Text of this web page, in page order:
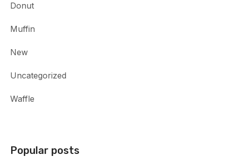
Donut
Muffin
New
Uncategorized
Waffle
Popular posts